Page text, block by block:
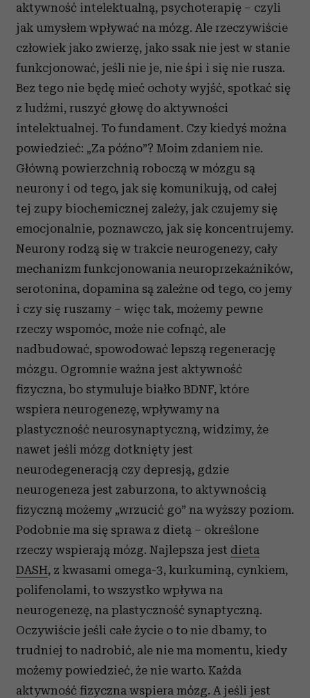
Partnerzy mogą połączyć te informacje z innymi danymi
otrzymanymi od Ciebie lub uzyskanymi podczas
korzystania z ich usług.
aktywność intelektualną, psychoterapię – czyli
jak umysłem wpływać na mózg. Ale rzeczywiście
człowiek jako zwierzę, jako ssak nie jest w stanie
funkcjonować, jeśli nie je, nie śpi i się nie rusza.
Bez tego nie będę mieć ochoty wyjść, spotkać się
z ludźmi, ruszyć głowę do aktywności
intelektualnej. To fundament. Czy kiedyś można
powiedzieć: „Za późno”? Moim zdaniem nie.
Główną powierzchnią roboczą w mózgu są
neurony i od tego, jak się komunikują, od całej
tej zupy biochemicznej zależy, jak czujemy się
emocjonalnie, poznawczo, jak się koncentrujemy.
Neurony rodzą się w trakcie neurogenezy, cały
mechanizm funkcjonowania neuroprzekaźników,
serotonina, dopamina są zależne od tego, co jemy
i czy się ruszamy – więc tak, możemy pewne
rzeczy wspomóc, może nie cofnąć, ale
nadbudować, spowodować lepszą regenerację
mózgu. Ogromnie ważna jest aktywność
fizyczna, bo stymuluje białko BDNF, które
wspiera neurogenezę, wpływamy na
plastyczność neurosynaptyczną, widzimy, że
nawet jeśli mózg dotknięty jest
neurodegeneracją czy depresją, gdzie
neurogeneza jest zaburzona, to aktywnością
fizyczną możemy „wrzucić go” na wyższy poziom.
Podobnie ma się sprawa z dietą – określone
rzeczy wspierają mózg. Najlepsza jest dieta
DASH, z kwasami omega-3, kurkuminą, cynkiem,
polifenolami, to wszystko wpływa na
neurogenezę, na plastyczność synaptyczną.
Oczywiście jeśli całe życie o to nie dbamy, to
trudniej to nadrobić, ale nie ma momentu, kiedy
możemy powiedzieć, że nie warto. Każda
aktywność fizyczna wspiera mózg. A jeśli jest